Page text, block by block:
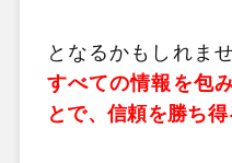
となるかもしれま
すべての情報を包
とで、信頼を勝ち得